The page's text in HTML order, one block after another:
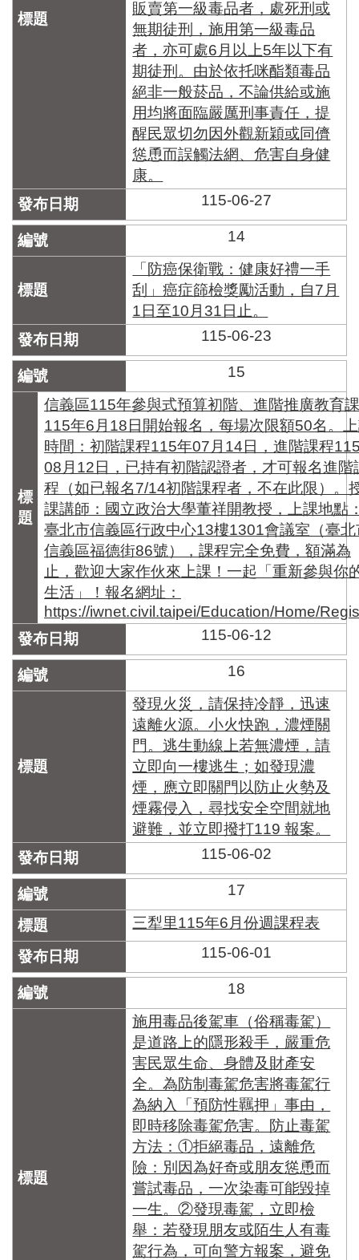
販賣第一級毒品者，處死刑或
無期徒刑，施用第一級毒品
者，亦可處6月以上5年以下有
期徒刑。由於依托咪酯類毒品
絕非一般菸品，不論供給或施
用均將面臨嚴厲刑事責任，提
醒民眾切勿因外觀新穎或同儕
慫恿而誤觸法網、危害自身健
康。
115-06-27
14
「防癌保衛戰：健康好禮一手
刮」癌症篩檢獎勵活動，自7月
1日至10月31日止。
115-06-23
15
信義區115年參與式預算初階、進階推廣教育
115年6月18日開始報名，每場次限額50名。
時間：初階課程115年07月14日，進階課程
08月12日，已持有初階認證者，才可報名進階
程（如已報名7/14初階課程者，不在此限）。
課講師：國立政治大學董祥開教授，上課地點
臺北市信義區行政中心13樓1301會議室（臺北
信義區福德街86號），課程完全免費，額滿為
止，歡迎大家作伙來上課！一起「重新參與你
生活」！報名網址：
https://iwnet.civil.taipei/Education/Home/
115-06-12
16
發現火災，請保持冷靜，迅速
遠離火源。小火快跑，濃煙關
門。逃生動線上若無濃煙，請
立即向一樓逃生；如發現濃
煙，應立即關門以防止火勢及
煙霧侵入，尋找安全空間就地
避難，並立即撥打119 報案。
115-06-02
17
三犁里115年6月份週課程表
115-06-01
18
施用毒品後駕車（俗稱毒駕）
是道路上的隱形殺手，嚴重危
害民眾生命、身體及財產安
全。為防制毒駕危害將毒駕行
為納入「預防性羈押」事由，
即時移除毒駕危害。防止毒駕
方法：①拒絕毒品，遠離危
險：別因為好奇或朋友慫恿而
嘗試毒品，一次染毒可能毀掉
一生。②發現毒駕，立即檢
舉：若發現朋友或陌生人有毒
駕行為，可向警方報案，避免